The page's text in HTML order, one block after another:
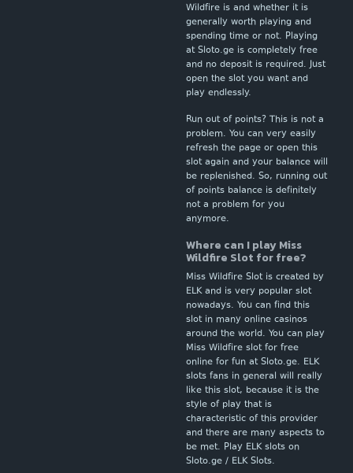
Wildfire is and whether it is
generally worth playing and
spending time or not. Playing
at Sloto.ge is completely free
and no deposit is required. Just
open the slot you want and
play endlessly.
Run out of points? This is not a
problem. You can very easily
refresh the page or open this
slot again and your balance will
be replenished. So, running out
of points balance is definitely
not a problem for you
anymore.
Where can I play Miss
Wildfire Slot for free?
Miss Wildfire Slot is created by
ELK and is very popular slot
nowadays. You can find this
slot in many online casinos
around the world. You can play
Miss Wildfire slot for free
online for fun at Sloto.ge. ELK
slots fans in general will really
like this slot, because it is the
style of play that is
characteristic of this provider
and there are many aspects to
be met. Play ELK slots on
Sloto.ge / ELK Slots.